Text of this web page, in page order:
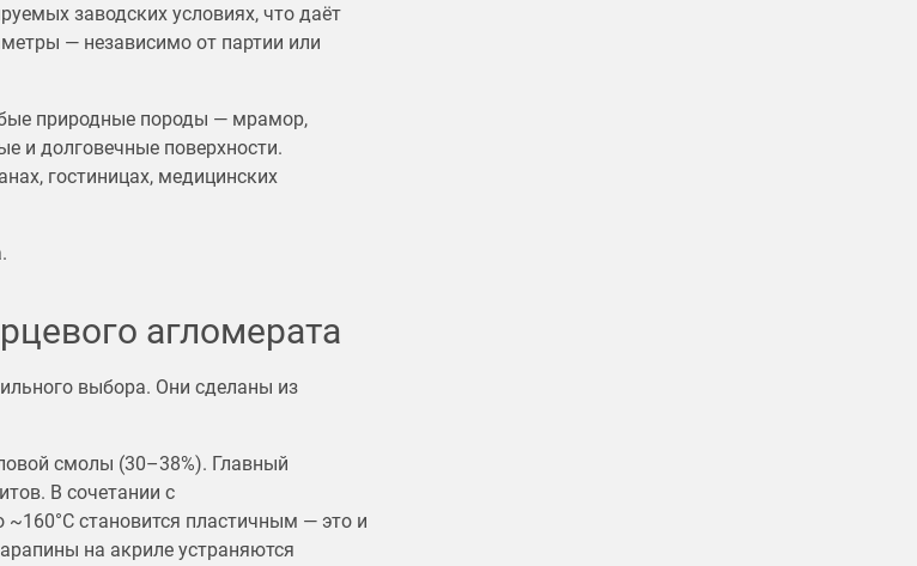
заводских условиях, что даёт
— независимо от партии или
природные породы — мрамор,
и долговечные поверхности.
гостиницах, медицинских
агломерата
выбора. Они сделаны из
смолы (30–38%). Главный
В сочетании с
становится пластичным — это и
на акриле устраняются